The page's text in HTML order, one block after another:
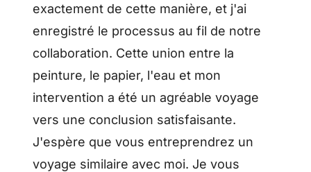
exactement de cette manière, et j'ai
enregistré le processus au fil de notre
collaboration. Cette union entre la
peinture, le papier, l'eau et mon
intervention a été un agréable voyage
vers une conclusion satisfaisante.
J'espère que vous entreprendrez un
voyage similaire avec moi. Je vous